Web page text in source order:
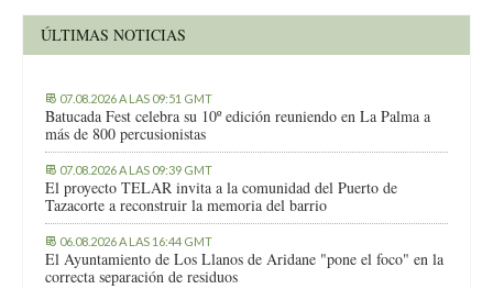
ÚLTIMAS NOTICIAS
07.08.2026 A LAS 09:51 GMT
Batucada Fest celebra su 10º edición reuniendo en La Palma a
más de 800 percusionistas
07.08.2026 A LAS 09:39 GMT
El proyecto TELAR invita a la comunidad del Puerto de
Tazacorte a reconstruir la memoria del barrio
06.08.2026 A LAS 16:44 GMT
El Ayuntamiento de Los Llanos de Aridane "pone el foco" en la
correcta separación de residuos